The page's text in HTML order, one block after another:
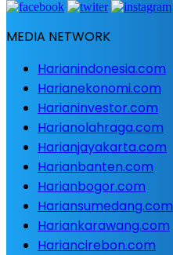
MEDIA NETWORK
Harianindonesia.com
Harianekonomi.com
Harianinvestor.com
Harianolahraga.com
Harianjayakarta.com
Harianbanten.com
Harianbogor.com
Hariansumedang.com
Hariankarawang.com
Hariancirebon.com